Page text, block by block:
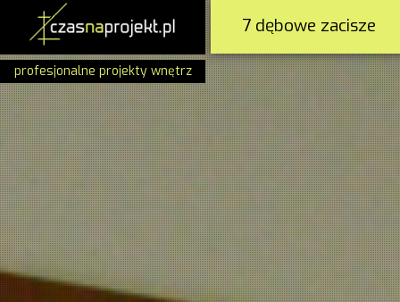
profesjonalne projekty wnętrz
7 dębowe zacisze